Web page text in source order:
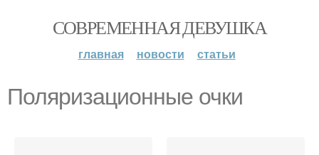
СОВРЕМЕННАЯ ДЕВУШКА
главная новости статьи
Поляризационные очки